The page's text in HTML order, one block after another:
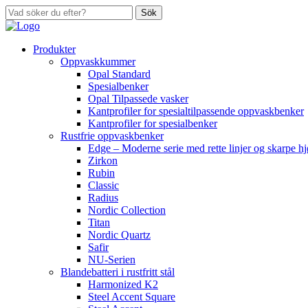
Sök
Produkter
Oppvaskkummer
Opal Standard
Spesialbenker
Opal Tilpassede vasker
Kantprofiler for spesialtilpassende oppvaskbenker
Kantprofiler for spesialbenker
Rustfrie oppvaskbenker
Edge – Moderne serie med rette linjer og skarpe
Zirkon
Rubin
Classic
Radius
Nordic Collection
Titan
Nordic Quartz
Safir
NU-Serien
Blandebatteri i rustfritt stål
Harmonized K2
Steel Accent Square